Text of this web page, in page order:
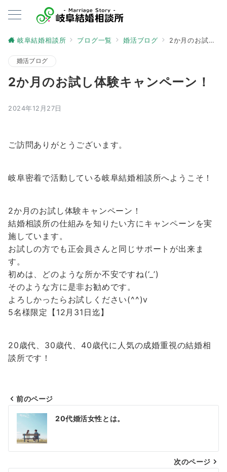
岐阜結婚相談所 ブログ一覧 婚活ブログ 2か月のお試し体験キャンペーン！
婚活ブログ
2か月のお試し体験キャンペーン！
2024年12月27日
ご訪問ありがとうございます。
岐阜密着で活動している岐阜結婚相談所へようこそ！
2か月のお試し体験キャンペーン！
結婚相談所の仕組みを知りたい方にキャンペーンを実
施しています。
お試しの方でも正会員さんと同じサポートが出来ま
す。
初めは、どのような所か不安ですね(‘_’)
そのような方に是非お勧めです。
よろしかったらお試しください(^^)v
5名様限定【12月31日迄】
20歳代、30歳代、40歳代に人気の成婚重視の結婚相
談所です！
投
稿
ナ
ビ
前のページ
20代婚活女性とは。
次のページ